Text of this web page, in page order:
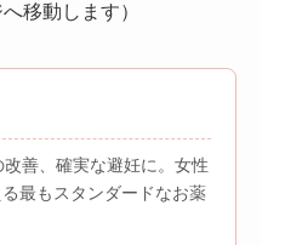
移動します）
善、確実な避妊に。女性
最もスタンダードなお薬